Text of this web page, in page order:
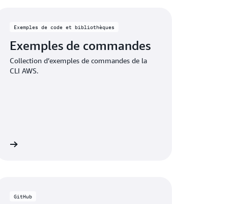
Exemples de code et bibliothèques
Exemples de commandes
Collection d’exemples de commandes de la
CLI AWS.
GitHub